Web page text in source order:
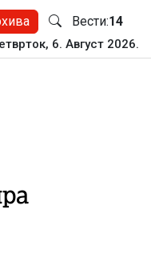
Вести:14
6. Август 2026.